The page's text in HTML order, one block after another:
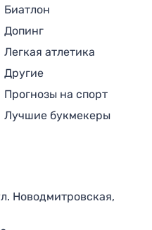
Биатлон
Допинг
Легкая атлетика
Другие
Прогнозы на спорт
Лучшие букмекеры
Новодмитровская,